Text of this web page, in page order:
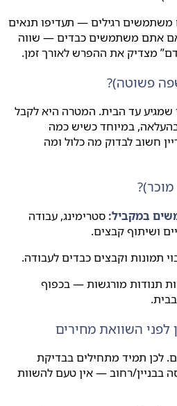
רגילים — תעדיפו תנאים
משתמשים כבדים — שווה
את ההפרש לאורך זמן.
עד הבית. המטרה היא לקבל
במיוחד כשיש כמה
לבדוק מה כלול ומה
במקביל:סטרימינג, עבודה
קבצים.
וקבצים כבדים לעבודה.
מורגשות — בכפוף
השוואת מחירים
תמיד מתחילים בבדיקת
רחוב — אין טעם להשוות